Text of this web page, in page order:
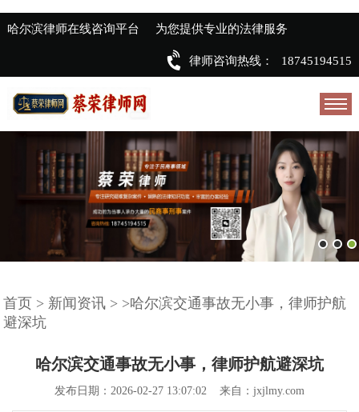
哈尔滨律师在线咨询平台 为您提供专业的法律服务
律师咨询热线： 18745194515
首页 > 新闻资讯 > >哈尔滨交通事故无小事，律师护航
避深坑
哈尔滨交通事故无小事，律师护航避深坑
发布日期：2026-02-27 13:07:02 来自：jxjlmy.com